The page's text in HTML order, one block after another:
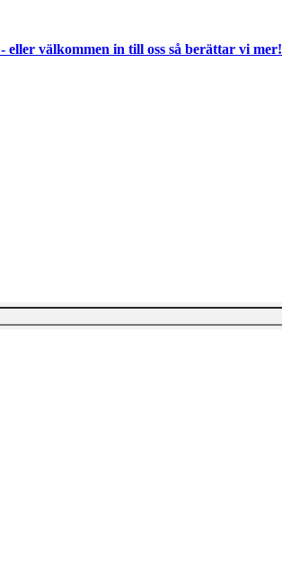
- eller välkommen in till oss så berättar vi mer!